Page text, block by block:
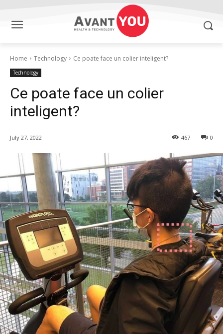
Home Technology Ce poate face un colier inteligent?
Technology
Ce poate face un colier
inteligent?
July 27, 2022 0
467